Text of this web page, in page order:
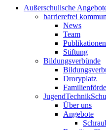
Außerschulische
barrierefrei
News
Team
Publikationen
Stiftung
Bildungsverbünde
Droryplatz
Über uns
Angebote